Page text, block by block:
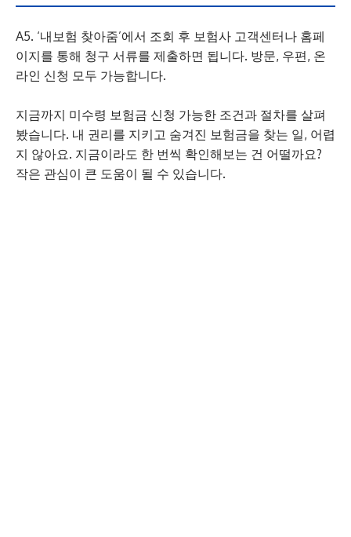
A5. ‘내보험 찾아줌’에서 조회 후 보험사 고객센터나 홈페
이지를 통해 청구 서류를 제출하면 됩니다. 방문, 우편, 온
라인 신청 모두 가능합니다.
지금까지 미수령 보험금 신청 가능한 조건과 절차를 살펴
봤습니다. 내 권리를 지키고 숨겨진 보험금을 찾는 일, 어렵
지 않아요. 지금이라도 한 번씩 확인해보는 건 어떨까요?
작은 관심이 큰 도움이 될 수 있습니다.